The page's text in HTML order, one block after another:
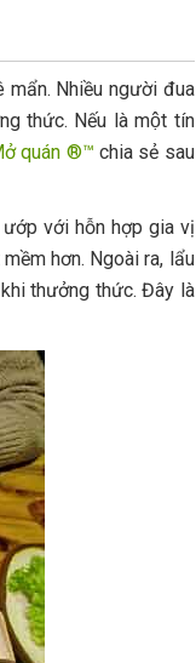
mẩn. Nhiều người đua
thức. Nếu là một tín
quán ®™ chia sẻ sau
với hỗn hợp gia vị
hơn. Ngoài ra, lẩu
thưởng thức. Đây là